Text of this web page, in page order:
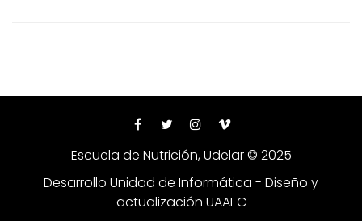
Escuela de Nutrición, Udelar © 2025
Desarrollo Unidad de Informática - Diseño y
actualización UAAEC